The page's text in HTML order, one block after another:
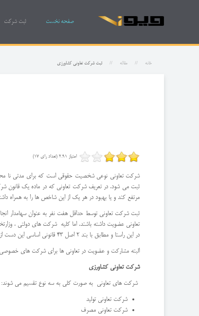
صفحه نخست ثبت شرکت
خانه مقاله ثبت شركت تعاونی كشاورزی
امتیاز 2.91 (تعداد رای 17)
شرکت تعاونی نوعی شخصیت حقوقی است که برای مدتی نا
ثبت می شود. در تعریف شرکت تعاونی که در ماده یک قانون
مرتفع کند و یا بهبود در هر یک از این شاخص ها را به همراه
تعاونی عضویت داشته باشند. اما کلیه شرکت های دولتی ،
در این راستا و مطابق با بند 2 اصل 43 قانونی اساسی این دست از شرکت ها می توانند از راه های تعریف شده ای مانند اجاره به شرط تملیک، مضاربه، فروش اقساطی، کمک و غیره به تامین سرمایه شرکت های تعاونی کمک کنند.
البته مشارکت و عضویت در تعاونی ها برای شرکت های
شرکت تعاونی کشاورزی
شرکت های تعاونی به صورت کلی به سه نوع تقسیم می شوند:
شرکت تعاونی تولید
شرکت تعاونی مصرف